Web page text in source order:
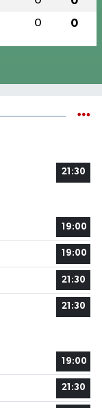
0 0
21:30
19:00
19:00
21:30
21:30
19:00
21:30